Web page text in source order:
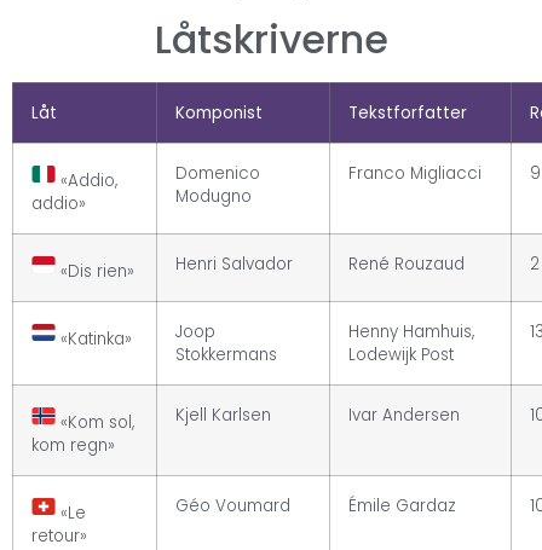
Låtskriverne
Låt Komponist Tekstforfatter
«Addio,
addio»
Domenico
Modugno
Franco Migliacci
«Dis rien» Henri Salvador René Rouzaud
«Katinka»
Joop
Stokkermans
Henny Hamhuis,
Lodewijk Post
«Kom sol,
kom regn»
Kjell Karlsen Ivar Andersen
«Le
retour»
Géo Voumard Émile Gardaz